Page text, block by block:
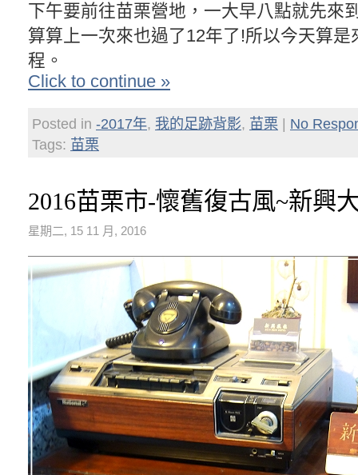
下午要前往苗栗營地，一大早八點就先來
算算上一次來也過了12年了!所以今天算是
程。
Click to continue »
Posted in -2017年, 我的足跡背影, 苗栗
No
Tags: 苗栗
2016苗栗市-懷舊復古風~新興
星期二, 15 11 月, 2016